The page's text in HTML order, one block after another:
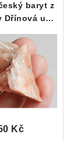
baryt z
Dřínová u
Kč